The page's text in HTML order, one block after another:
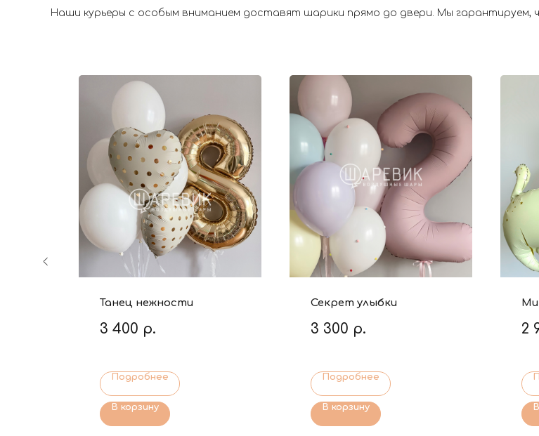
Наши курьеры с особым вниманием доставят шарики прямо до двери. Мы гарантируем,
Танец нежности
3 400 р.
Подробнее
В корзину
Секрет улыбки
3 300 р.
Подробнее
В корзину
2